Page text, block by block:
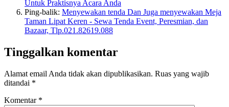
Untuk Praktisnya Acara Anda
Ping-balik: Menyewakan tenda Dan Juga menyewakan Meja
Taman Lipat Keren - Sewa Tenda Event, Peresmian, dan
Bazaar, Tlp.021.82619.088
Tinggalkan komentar
Alamat email Anda tidak akan dipublikasikan. Ruas yang wajib
ditandai *
Komentar *